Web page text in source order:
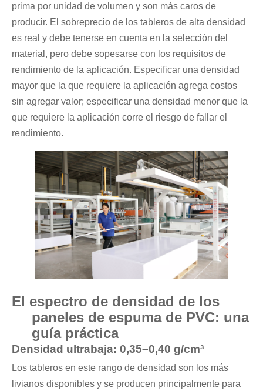
prima por unidad de volumen y son más caros de
producir. El sobreprecio de los tableros de alta densidad
es real y debe tenerse en cuenta en la selección del
material, pero debe sopesarse con los requisitos de
rendimiento de la aplicación. Especificar una densidad
mayor que la que requiere la aplicación agrega costos
sin agregar valor; especificar una densidad menor que la
que requiere la aplicación corre el riesgo de fallar el
rendimiento.
El espectro de densidad de los
paneles de espuma de PVC: una
guía práctica
Densidad ultrabaja: 0,35–0,40 g/cm³
Los tableros en este rango de densidad son los más
livianos disponibles y se producen principalmente para